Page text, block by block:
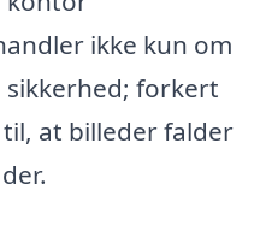
ikke kun om
forkert
at billeder falder